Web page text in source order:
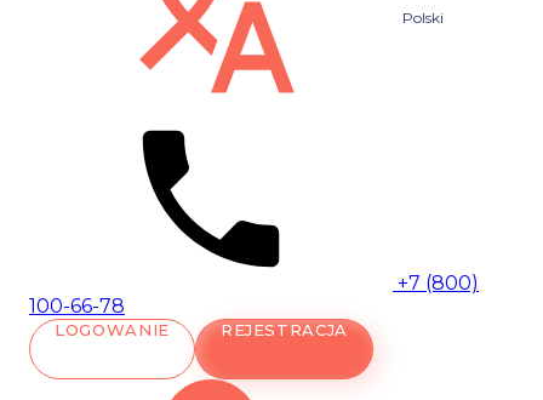
Polski
+7 (800)
100-66-78
LOGOWANIE REJESTRACJA